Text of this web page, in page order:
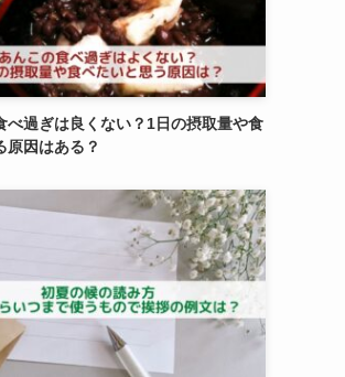
べ過ぎは良くない？1日の摂取量や食
原因はある？